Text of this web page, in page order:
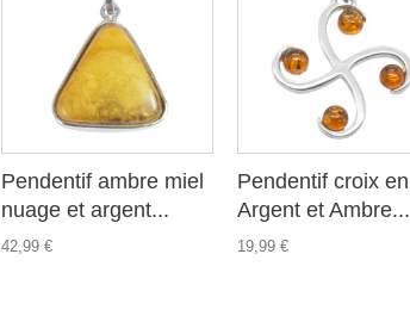
Pendentif ambre miel
nuage et argent...
42,99 €
Pendentif croix en
Argent et Ambre...
19,99 €